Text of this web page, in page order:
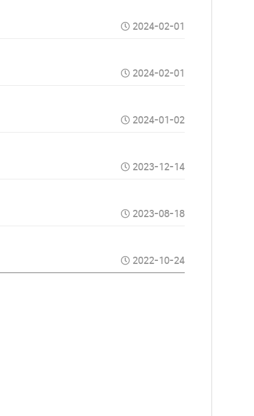
2024-02-01
2024-02-01
2024-01-02
2023-12-14
2023-08-18
2022-10-24